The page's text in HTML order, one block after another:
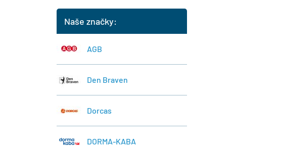
Naše značky:
AGB
Den Braven
Dorcas
DORMA-KABA